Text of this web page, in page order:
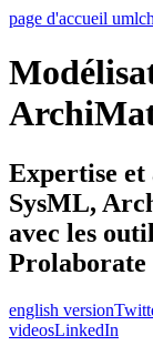
page d'accueil
Expertise
SysML,
avec les
Prolaborate
english version
videosLinkedIn